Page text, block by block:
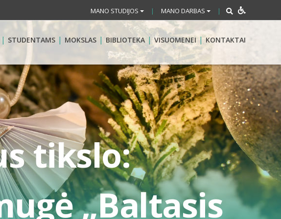
MANO STUDIJOS | MANO DARBAS |
STUDENTAMS MOKSLAS BIBLIOTEKA VISUOMENEI KONTAKTAI
tikslo:
„Baltasis